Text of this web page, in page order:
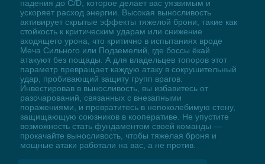
падения до C/D, которое делает вас уязвимым и
ускоряет расход энергии. Высокая выносливость
активирует скрытые эффекты тяжелой брони, такие как
стойкость к критическим ударам или снижение
входящего урона, что критично в испытаниях вроде
Меча Сильного или Подземелий, где боссы ёкай
атакуют без пощады. А для владельцев топоров этот
параметр превращает каждую атаку в сокрушительный
удар, пробивающий защиту групп врагов.
Инвестировав в выносливость, вы избавитесь от
разочарований, связанных с внезапными
поражениями, и превратитесь в непоколебимую стену,
защищающую союзников в кооперативе. Не упустите
возможность стать фундаментом своей команды —
прокачайте выносливость, чтобы тяжелая броня и
мощные атаки работали на вас, а не против.